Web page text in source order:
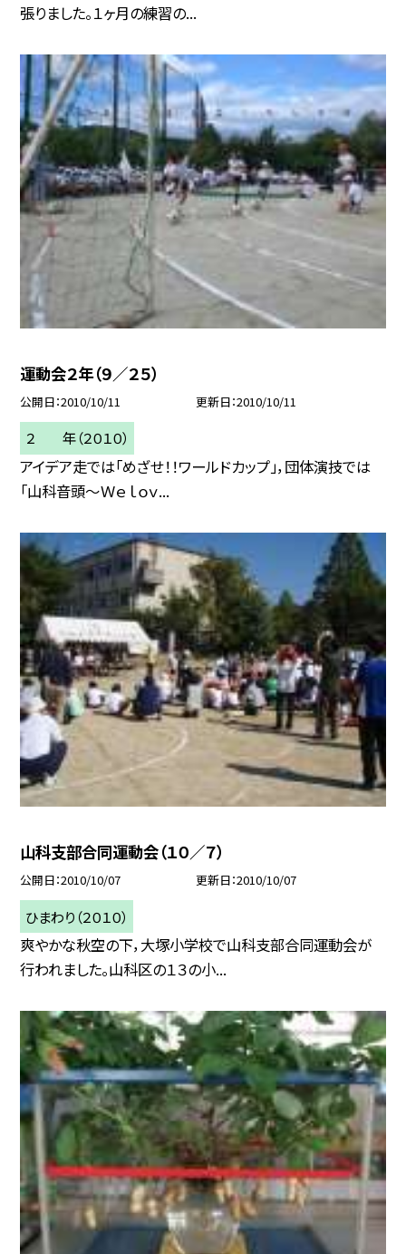
張りました。１ヶ月の練習の...
運動会２年（９／２５）
公開日 2010/10/11 更新日 2010/10/11
２ 年（２０１０）
アイデア走では「めざせ！！ワールドカップ」，団体演技では
「山科音頭〜Ｗｅ ｌｏｖ...
山科支部合同運動会（１０／７）
公開日 2010/10/07 更新日 2010/10/07
ひまわり（２０１０）
爽やかな秋空の下，大塚小学校で山科支部合同運動会が
行われました。山科区の１３の小...